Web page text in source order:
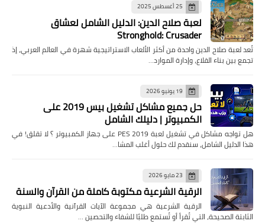
25 أغسطس 2025
لعبة صلاح الدين: الدليل الشامل لعشاق
Stronghold: Crusader
تُعد لعبة صلاح الدين واحدة من أكثر الألعاب الاستراتيجية شهرة في العالم العربي، إذ
تجمع بين بناء القلاع، وإدارة الموارد…
19 يونيو 2026
حل جميع مشاكل تشغيل بيس 2019 على
الكمبيوتر | دليلك الشامل
هل تواجه مشاكل في تشغيل لعبة PES 2019 على جهاز الكمبيوتر ؟ لا تقلق! في
هذا الدليل الشامل، سنقدم لك حلول أغلب المشا…
23 مايو 2026
الرقية الشرعية مكتوبة كاملة من القرآن والسنة
الرقية الشرعية هي مجموعة الآيات القرآنية والأدعية النبوية
الثابتة الصحيحة، التي تُقرأ أو تُستمع طلبًا للشفاء والتحصين …